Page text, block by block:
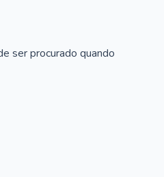
ser procurado quando